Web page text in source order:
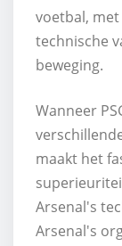
voetbal,
technische
beweging.
Wanneer
maakt het
Arsenal's
Arsenal's